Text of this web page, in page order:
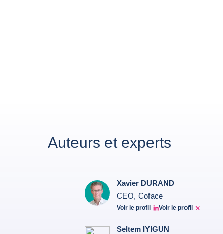
Auteurs et experts
Xavier DURAND
CEO, Coface
Voir le profil
Linkedin Xavier Durand
Voir le profil
Xavier Twitter
Seltem IYIGUN